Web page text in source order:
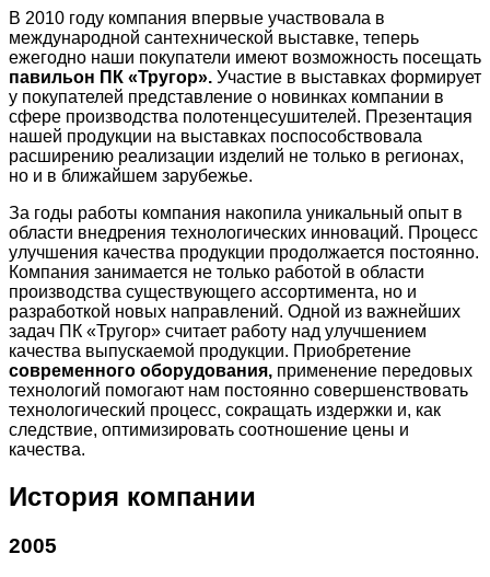
В 2010 году компания впервые участвовала в
международной сантехнической выставке, теперь
ежегодно наши покупатели имеют возможность посещать
павильон ПК «Тругор». Участие в выставках формирует
у покупателей представление о новинках компании в
сфере производства полотенцесушителей. Презентация
нашей продукции на выставках поспособствовала
расширению реализации изделий не только в регионах,
но и в ближайшем зарубежье.
За годы работы компания накопила уникальный опыт в
области внедрения технологических инноваций. Процесс
улучшения качества продукции продолжается постоянно.
Компания занимается не только работой в области
производства существующего ассортимента, но и
разработкой новых направлений. Одной из важнейших
задач ПК «Тругор» считает работу над улучшением
качества выпускаемой продукции. Приобретение
современного оборудования, применение передовых
технологий помогают нам постоянно совершенствовать
технологический процесс, сокращать издержки и, как
следствие, оптимизировать соотношение цены и
качества.
История компании
2005